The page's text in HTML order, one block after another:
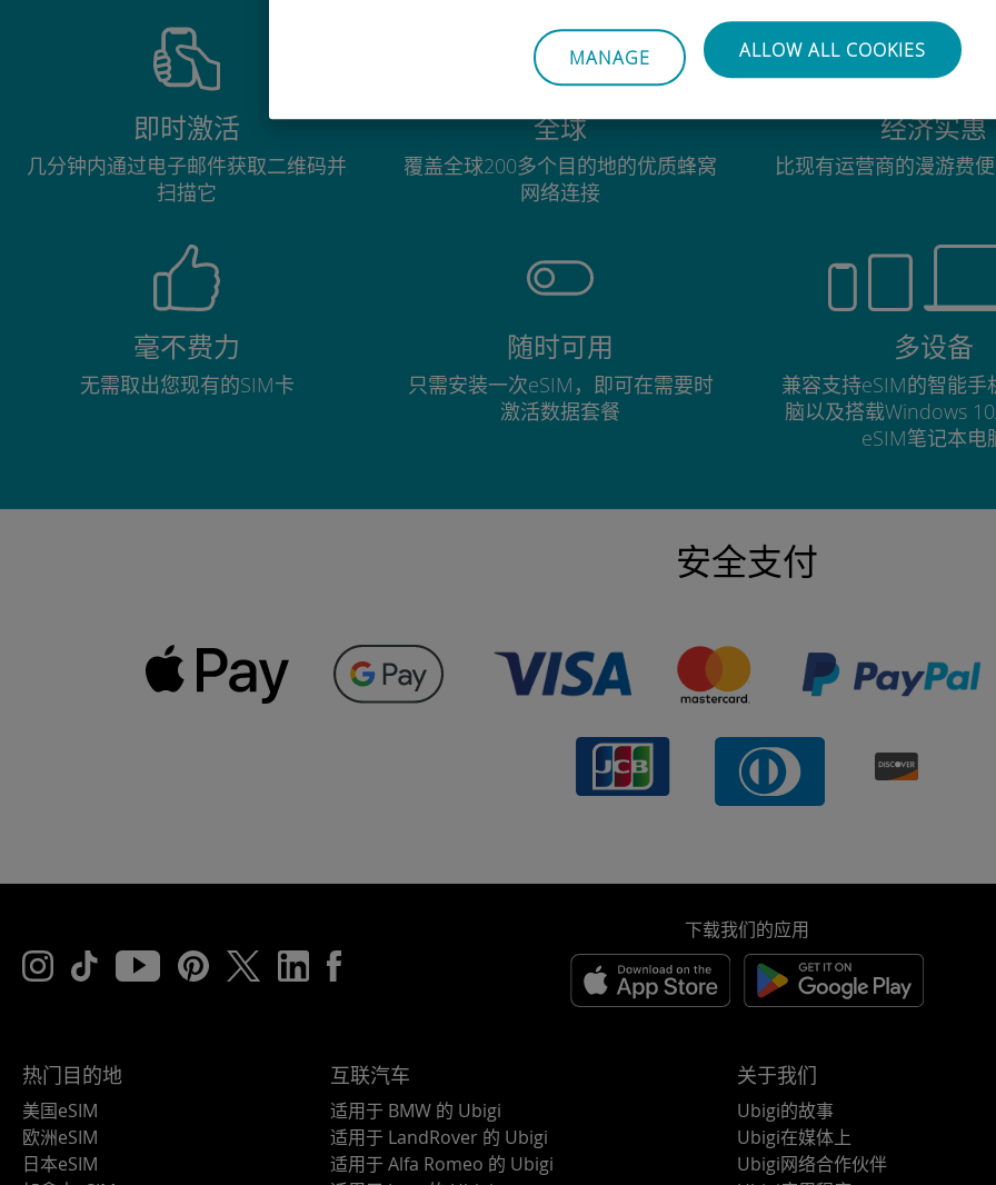
MANAGE ALLOW ALL COOKIES
即时激活
几分钟内通过电子邮件获取二维码并
扫描它
全球
覆盖全球200多个目的地的优质蜂窝
网络连接
经济实惠
比现有运营商的漫游费
毫不费力
无需取出您现有的SIM卡
随时可用
只需安装一次eSIM，即可在需要时
激活数据套餐
多设备
兼容支持eSIM的智能手
脑以及搭载Windows
eSIM笔记本电
安全支付
下载我们的应用
热门目的地
美国eSIM
欧洲eSIM
日本eSIM
互联汽车
适用于 BMW 的 Ubigi
适用于 LandRover 的 Ubigi
适用于 Alfa Romeo 的 Ubigi
关于我们
Ubigi的故事
Ubigi在媒体上
Ubigi网络合作伙伴